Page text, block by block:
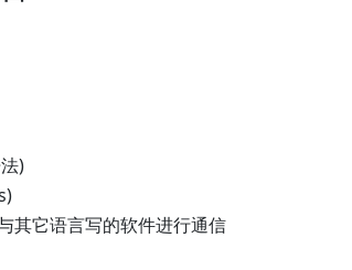
)
其它语言写的软件进行通信